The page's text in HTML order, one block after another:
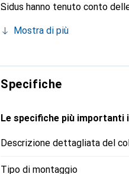
Sidus hanno tenuto conto
individualmente possono
posizione e l'interruttore
Mostra di più
Specifiche
Le specifiche più importanti
Descrizione dettagliata del
Tipo di montaggio